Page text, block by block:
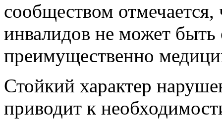
утяжеления
сообществом
инвалидов не может быть
преимущественно
Стойкий характер